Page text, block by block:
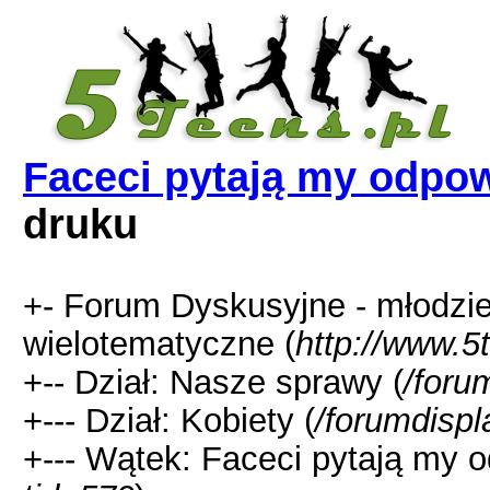
Faceci pytają my
druku
+- Forum Dyskusyjne -
wielotematyczne (http://
+-- Dział: Nasze sprawy (/
+--- Dział: Kobiety (/
+--- Wątek: Faceci pytają my